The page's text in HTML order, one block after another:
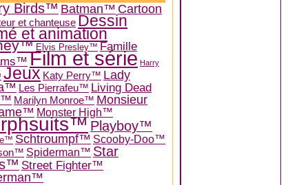
Birds™ Batman™ Cartoon
et chanteuse Dessin
et animation
Elvis Presley™ Famille
Film et série Harry
Jeux Katy Perry™ Lady
Les Pierrafeu™ Living Dead
Marilyn Monroe™ Monsieur
Monster High™
Playboy™
Schtroumpf™ Scooby-Doo™
Spiderman™ Star
Street Fighter™